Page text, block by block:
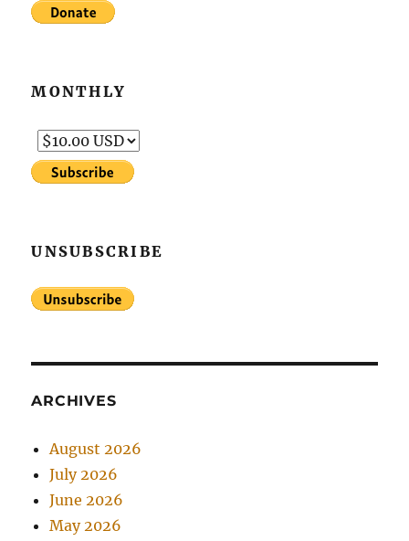
MONTHLY
UNSUBSCRIBE
ARCHIVES
August 2026
July 2026
June 2026
May 2026